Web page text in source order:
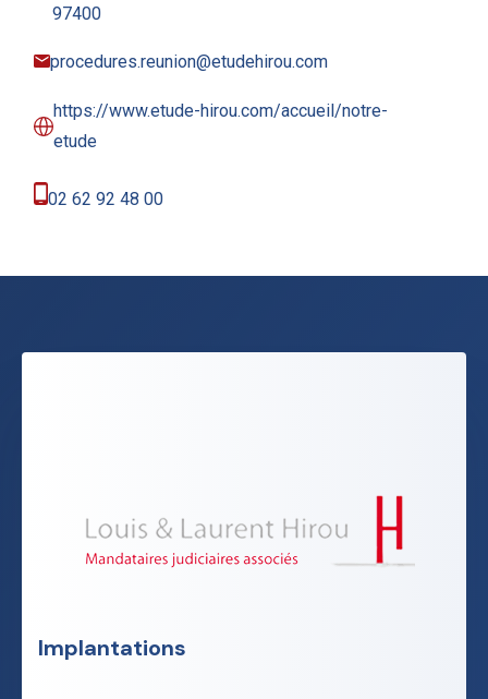
97400
procedures.reunion@etudehirou.com
https://www.etude-hirou.com/accueil/notre-
etude
02 62 92 48 00
Implantations